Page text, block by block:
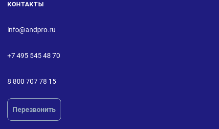
КОНТАКТЫ
info@andpro.ru
+7 495 545 48 70
8 800 707 78 15
Перезвонить